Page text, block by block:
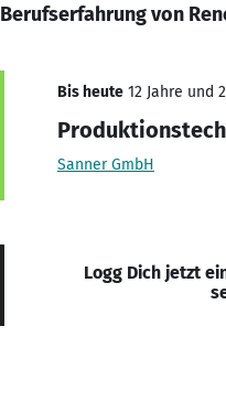
Berufserfahrung von
Bis heute 12 Jahre und
Sanner GmbH
Logg Dich jetzt